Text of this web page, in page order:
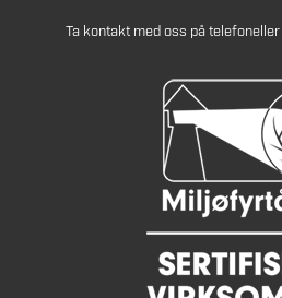
Ta kontakt med oss på telefoneller